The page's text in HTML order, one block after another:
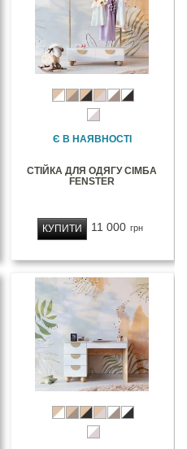
Є В НАЯВНОСТІ
СТІЙКА ДЛЯ ОДЯГУ СІМБА
FENSTER
11 000 грн
КУПИТИ